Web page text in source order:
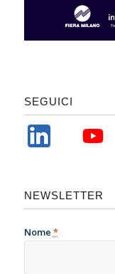
SEGUICI
NEWSLETTER
Nome *